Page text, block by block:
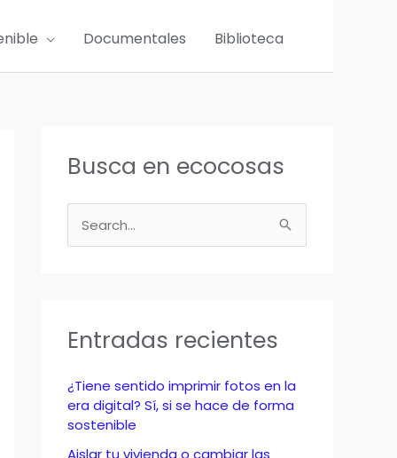
Documentales Biblioteca
Busca en ecocosas
u
r
o
r
Entradas recientes
¿Tiene sentido imprimir fotos en la
era digital? Sí, si se hace de forma
sostenible
Aislar tu vivienda o cambiar las